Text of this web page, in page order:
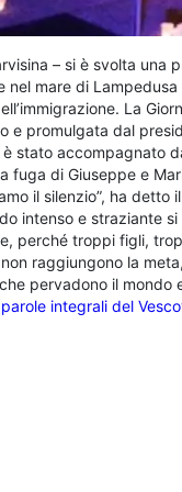
– si è svolta una
mare di
La
promulgata dal
stato accompagnato
di Giuseppe e
il silenzio”, ha detto
intenso e straziante
perché troppi figli,
raggiungono la
pervadono il
integrali del